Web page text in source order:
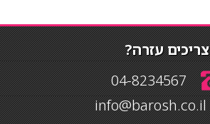
צריכים עזרה?
04-8234567
info@barosh.co.il